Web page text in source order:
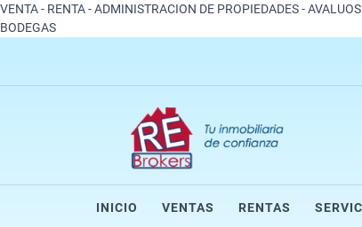
VENTA - RENTA - ADMINISTRACION DE PROPIEDADES -
BODEGAS
INICIO VENTAS RENTAS